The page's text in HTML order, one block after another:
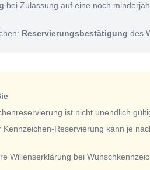
bei Zulassung auf eine noch
Reservierungsbestätigung des
ist nicht unendlich
Kennzeichen-Reservierung kann je
Willenserklärung bei